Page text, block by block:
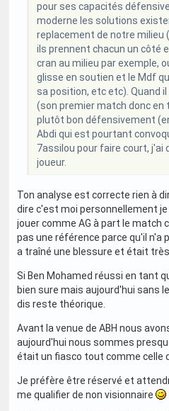
pour ses capacités
moderne les solutions
replacement de notre milieu
ils prennent chacun un côté
cran au milieu par exemple,
glisse en soutien et le Mdf
sa position, etc etc). Quand il
(son premier match donc en
plutôt bon défensivement
Abdi qui est pourtant
7assilou pour faire court, j'ai
joueur.
Ton analyse est correcte rien à
dire c'est moi personnellement je
jouer comme AG à part le match
pas une référence parce qu'il n'a
a traîné une blessure et était
Si Ben Mohamed réussi en tant
bien sure mais aujourd'hui sans
dis reste théorique.
Avant la venue de ABH nous
aujourd'hui nous sommes
était un fiasco tout comme celle
Je préfère être réservé et
me qualifier de non visionnaire